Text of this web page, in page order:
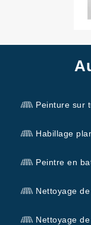
Peinture sur
Habillage
Peintre en
Nettoyage
Nettoyage